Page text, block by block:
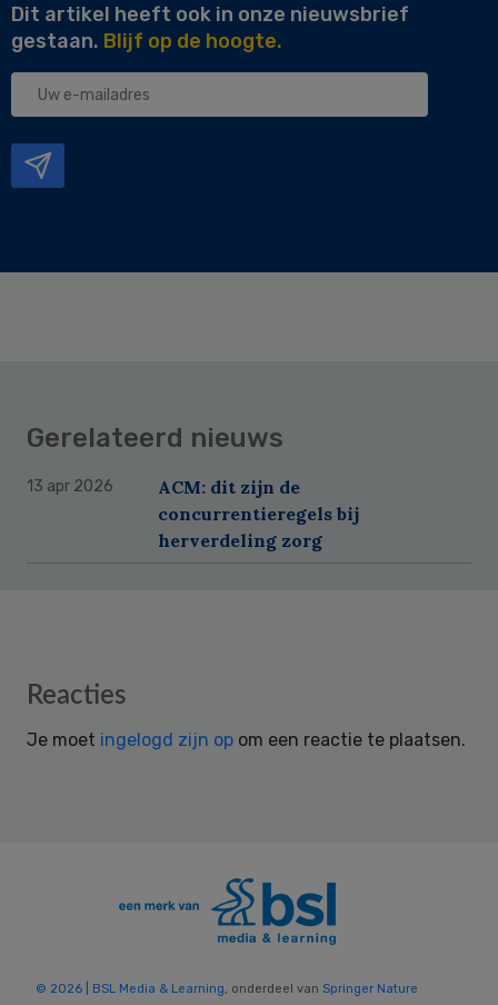
Dit artikel heeft ook in onze nieuwsbrief
gestaan. Blijf op de hoogte.
Uw
Gerelateerd nieuws
13 apr 2026
ACM: dit zijn de
concurrentieregels bij
herverdeling zorg
Reader
Reacties
Je moet ingelogd zijn op om een reactie te plaatsen.
© 2026 | BSL Media & Learning, onderdeel van Springer Nature